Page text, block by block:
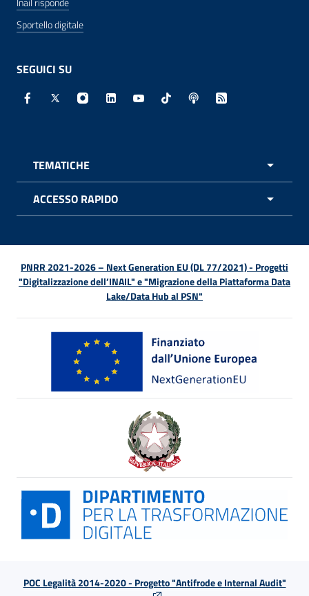
Sportello digitale
SEGUICI SU
Facebook - Sito esterno - Apertura in nuova finestra
X - Sito esterno - Apertura in nuova finestra
Instagram - Sito esterno - Apertura in
Linkedin - Sito esterno - Apertura in
Youtube - Sito esterno -
TikTok - Sito esterno -
Spreaker - Sito
Feed RSS -
TEMATICHE
ACCESSO RAPIDO
PNRR 2021-2026 – Next Generation EU (DL 77/2021) - Progetti
"Digitalizzazione dell’INAIL" e "Migrazione della Piattaforma Data
Lake/Data Hub al PSN"
POC Legalità 2014-2020 - Progetto "Antifrode e Internal Audit"